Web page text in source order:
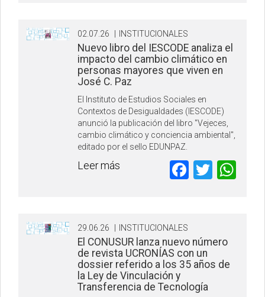
02.07.26 INSTITUCIONALES
Nuevo libro del IESCODE analiza el
impacto del cambio climático en
personas mayores que viven en
José C. Paz
El Instituto de Estudios Sociales en
Contextos de Desigualdades (IESCODE)
anunció la publicación del libro "Vejeces,
cambio climático y conciencia ambiental",
editado por el sello EDUNPAZ.
Leer más
29.06.26 INSTITUCIONALES
El CONUSUR lanza nuevo número
de revista UCRONÍAS con un
dossier referido a los 35 años de
la Ley de Vinculación y
Transferencia de Tecnología